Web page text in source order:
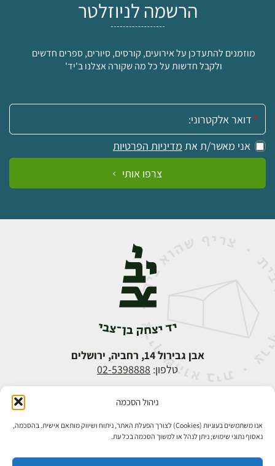
ניהול הסכמה
אנו משתמשים בעוגיות (Cookies) לצורך הפעלת האתר, ניתוח ושיווק מותאם אישית. בהסכמה,
נאסוף נתוני שימוש; ניתן לנהל או למשוך הסכמה בכל עת.
הרשמה לניוזלטר
מוזמנים להתעדכן על אירועים, קורסים, סיורים, ספרים חדשים
ולקבל חדשות על כל מה שקורה אצלנו ב'יד'
אימייל:
אני מאשר/ת את מדיניות הפרטיות
צרפו אותי
אבן גבירול 14, רחביה, ירושלים
טלפון: 02-5398888
כל הזכויות שמורות ליד יצחק בן־צבי ירושלים ©